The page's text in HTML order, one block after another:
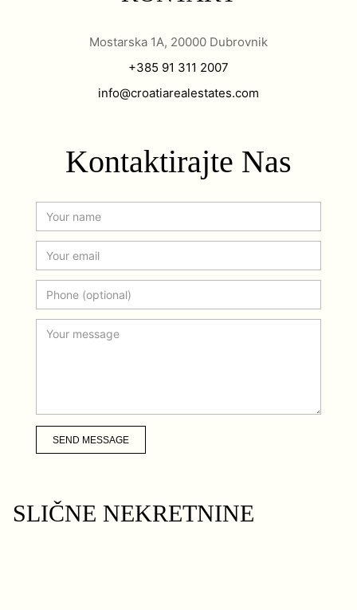
Mostarska 1A, 20000 Dubrovnik
+385 91 311 2007
info@croatiarealestates.com
Kontaktirajte Nas
SEND MESSAGE
SLIČNE NEKRETNINE